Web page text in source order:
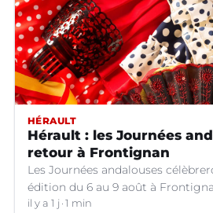
HÉRAULT
Hérault : les Journées
retour à Frontignan
Les Journées andalouses
édition du 6 au 9 août à
il y a 1 j 1 min